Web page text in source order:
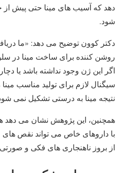
دهد که آسیب های مینا حتی پیش از
شود.
روشن کننده برای ساخت مینا در
اگر این ژن وجود نداشته باشد یا
سیگنال لازم برای تولید مناسب
نتیجه مینا به درستی تشکیل نمی
با داروهای خاص می تواند نقص های
از بروز ناهنجاری های فکی و